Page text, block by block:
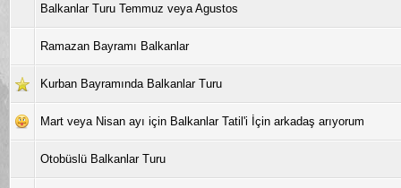
Balkanlar Turu Temmuz veya Agustos
Ramazan Bayramı Balkanlar
Kurban Bayramında Balkanlar Turu
Mart veya Nisan ayı için Balkanlar Tatil'i İçin arkadaş arıyorum
Otobüslü Balkanlar Turu